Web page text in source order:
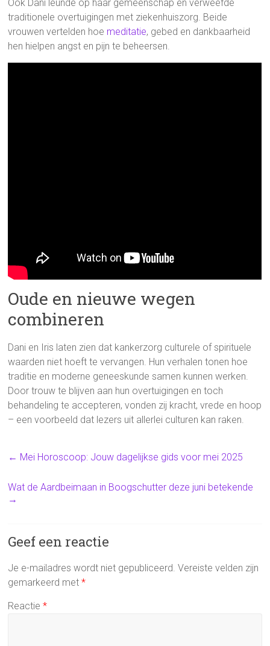
Ook Dani leunde op haar gemeenschap en verweefde
traditionele overtuigingen met ziekenhuiszorg. Beide
vrouwen vertelden hoe meditatie, gebed en dankbaarheid
hen hielpen angst en pijn te beheersen.
Oude en nieuwe wegen
combineren
Dani en Iris laten zien dat kankerzorg culturele of spirituele
waarden niet hoeft te vervangen. Hun verhalen tonen hoe
traditie en moderne geneeskunde samen kunnen werken.
Door trouw te blijven aan hun overtuigingen en toch
behandeling te accepteren, vonden zij kracht, vrede en hoop
– een voorbeeld dat lezers uit allerlei culturen kan raken.
← Mei Horoscoop: Jouw dagelijkse gids voor mei 2025
Wat de Aardbeimaan in Boogschutter deze juni betekende
→
Geef een reactie
Je e-mailadres wordt niet gepubliceerd. Vereiste velden zijn
gemarkeerd met*
Reactie*